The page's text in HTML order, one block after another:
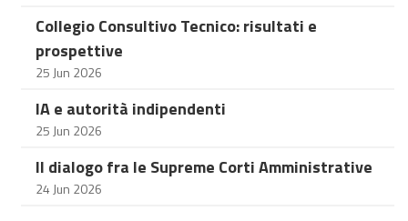
Collegio Consultivo Tecnico: risultati e
prospettive
25 Jun 2026
IA e autorità indipendenti
25 Jun 2026
Il dialogo fra le Supreme Corti Amministrative
24 Jun 2026